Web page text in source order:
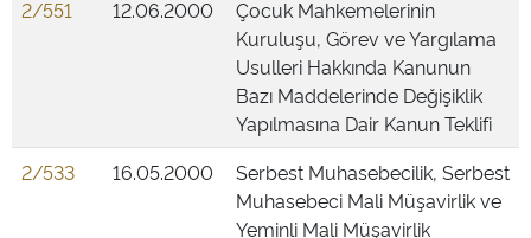
2/551
12.06.2000
Çocuk Mahkemelerinin
Kuruluşu, Görev ve Yargılama
Usulleri Hakkında Kanunun
Bazı Maddelerinde Değişiklik
Yapılmasına Dair Kanun Teklifi
2/533
16.05.2000
Serbest Muhasebecilik, Serbest
Muhasebeci Mali Müşavirlik ve
Yeminli Mali Müşavirlik